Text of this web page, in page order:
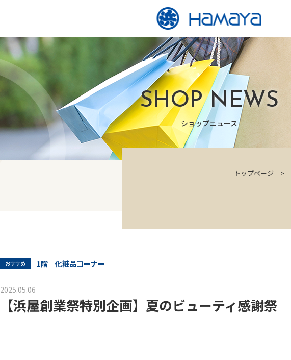
SHOP NEWS
ショップニュース
トップページ
おすすめ 1階 化粧品コーナー
2025.05.06
【浜屋創業祭特別企画】夏のビューティ感謝祭